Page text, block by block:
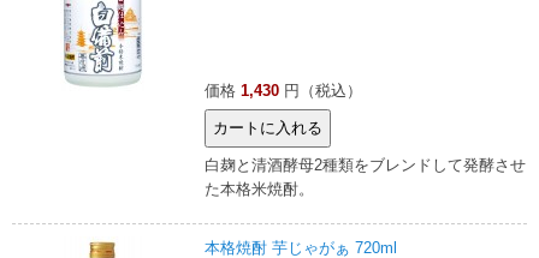
価格 1,430 円（税込）
白麹と清酒酵母2種類をブレンドして発酵させ
た本格米焼酎。
本格焼酎 芋じゃがぁ 720ml